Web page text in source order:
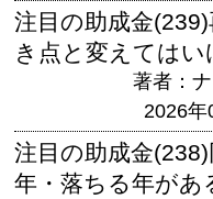
注目の助成金
き点と変えてはい
著者：
2026年
注目の助成金
年・落ちる年があ